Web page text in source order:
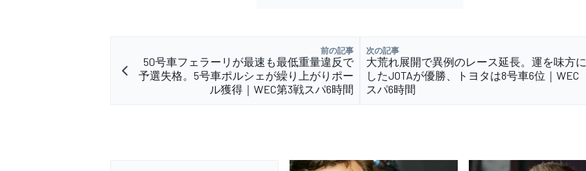
前の記事
50号車フェラーリが最速も最低重量違反で
予選失格。5号車ポルシェが繰り上がりポー
ル獲得｜WEC第3戦スパ6時間
次の記事
大荒れ展開で異例のレース延長。運を味方に
したJOTAが優勝、トヨタは8号車6位｜WEC
スパ6時間